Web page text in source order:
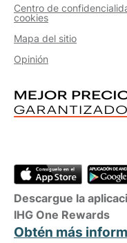
Centro de
cookies
Mapa del sitio
Opinión
Descargue la
IHG One Rewards
Obtén más